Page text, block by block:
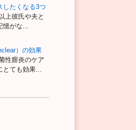
したくなる3つ
上彼氏や夫と
がな...
）の効果
性膣炎のケア
ても効果...